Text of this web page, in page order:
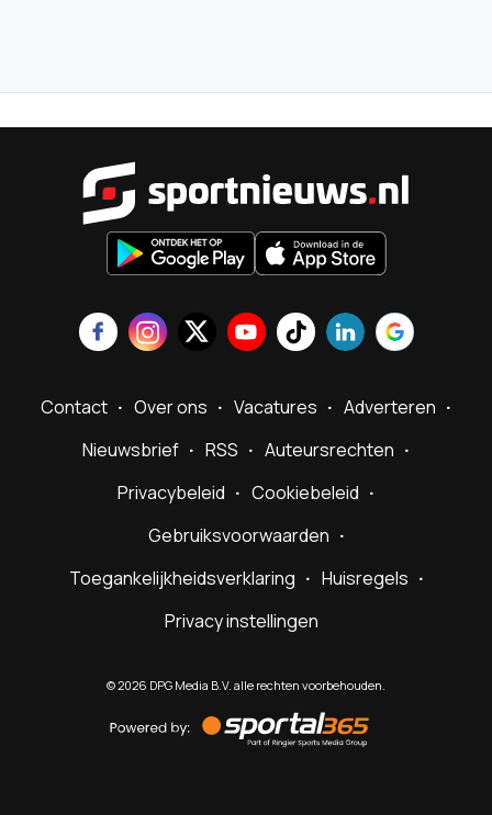
Contact Over ons Vacatures
Adverteren
Nieuwsbrief
RSS
Auteursrechten
Privacybeleid
Cookiebeleid
Gebruiksvoorwaarden
Toegankelijkheidsverklaring
Huisregels
Privacy instellingen
©2026 DPG Media B.V. alle rechten voorbehouden.
by
Sportal365